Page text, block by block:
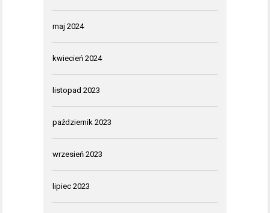
maj 2024
kwiecień 2024
listopad 2023
październik 2023
wrzesień 2023
lipiec 2023